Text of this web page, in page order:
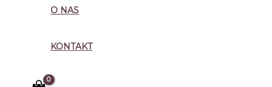
O NAS
KONTAKT